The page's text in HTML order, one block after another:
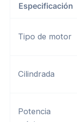
Especificación
Tipo de motor
Cilindrada
Potencia